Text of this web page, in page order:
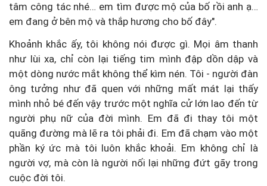
tâm công tác nhé… em tìm được mộ của bố rồi anh ạ…
em đang ở bên mộ và thắp hương cho bố đây".
Khoảnh khắc ấy, tôi không nói được gì. Mọi âm thanh
như lùi xa, chỉ còn lại tiếng tim mình đập dồn dập và
một dòng nước mắt không thể kìm nén. Tôi - người đàn
ông tưởng như đã quen với những mất mát lại thấy
mình nhỏ bé đến vậy trước một nghĩa cử lớn lao đến từ
người phụ nữ của đời mình. Em đã đi thay tôi một
quãng đường mà lẽ ra tôi phải đi. Em đã chạm vào một
phần ký ức mà tôi luôn khắc khoải. Em không chỉ là
người vợ, mà còn là người nối lại những đứt gãy trong
cuộc đời tôi.